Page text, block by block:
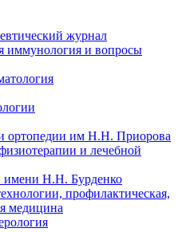
журнал
иммунология и вопросы
ортопедии им Н.Н. Приорова
и лечебной
имени Н.Н. Бурденко
профилактическая,
медицина